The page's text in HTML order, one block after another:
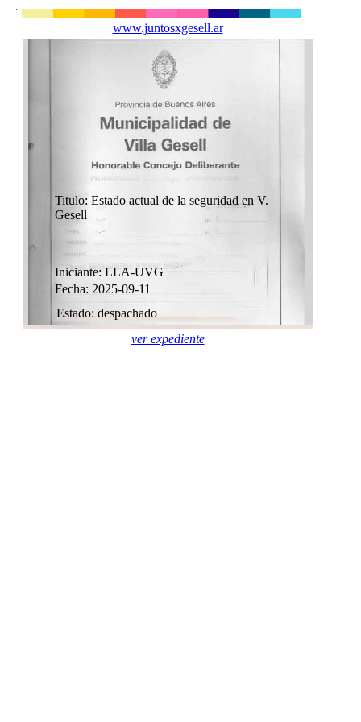
Titulo: Estado actual de la seguridad en V.
Gesell
Fecha: 2025-09-11
Estado: despachado
Iniciante: LLA-UVG
www.juntosxgesell.ar
ver expediente